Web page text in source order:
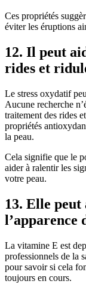
Ces propriétés
éviter les éruptions
12. Il peut
rides et
Le stress oxydatif
Aucune recherche
traitement des rides
propriétés
la peau.
Cela signifie que le
aider à ralentir les
votre peau.
13. Elle
l’apparence
La vitamine E est
professionnels de la
pour savoir si cela
toujours en cours.